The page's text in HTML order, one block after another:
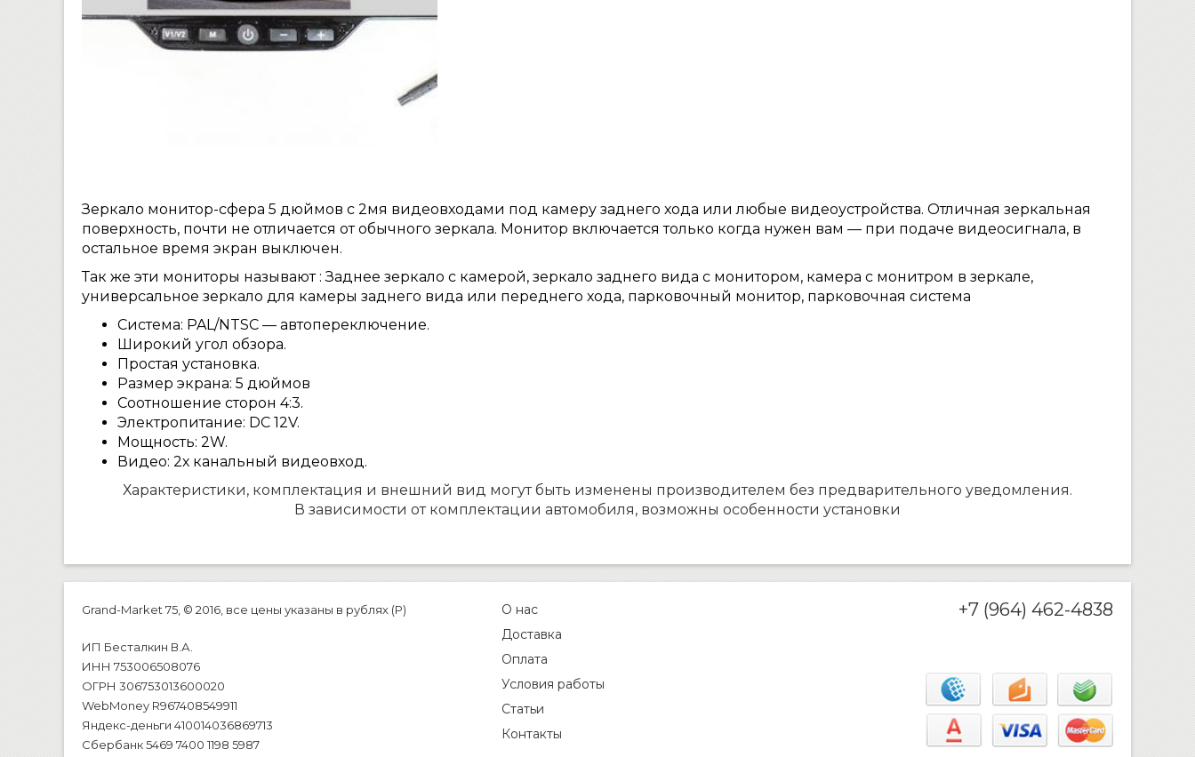
Зеркало монитор-сфера 5 дюймов с 2мя видеовходами под камеру заднего хода или любые видеоустройства. Отличная зеркальная
поверхность, почти не отличается от обычного зеркала. Монитор включается только когда нужен вам — при подаче видеосигнала, в
остальное время экран выключен.
Так же эти мониторы называют : Заднее зеркало с камерой, зеркало заднего вида с монитором, камера с монитром в зеркале,
универсальное зеркало для камеры заднего вида или переднего хода, парковочный монитор, парковочная система
Система: PAL/NTSC — автопереключение.
Широкий угол обзора.
Простая установка.
Размер экрана: 5 дюймов
Соотношение сторон 4:3.
Электропитание: DC 12V.
Мощность: 2W.
Видео: 2х канальный видеовход.
Характеристики, комплектация и внешний вид могут быть изменены производителем без предварительного уведомления.
В зависимости от комплектации автомобиля, возможны особенности установки
Grand-Market 75, © 2016, все цены указаны в рублях (P)
ИП Бесталкин В.А.
ИНН 753006508076
ОГРН 306753013600020
WebMoney R967408549911
Яндекс-деньги 410014036869713
Сбербанк 5469 7400 1198 5987
О нас
Доставка
Оплата
Условия работы
Статьи
Контакты
+7 (964) 462-4838